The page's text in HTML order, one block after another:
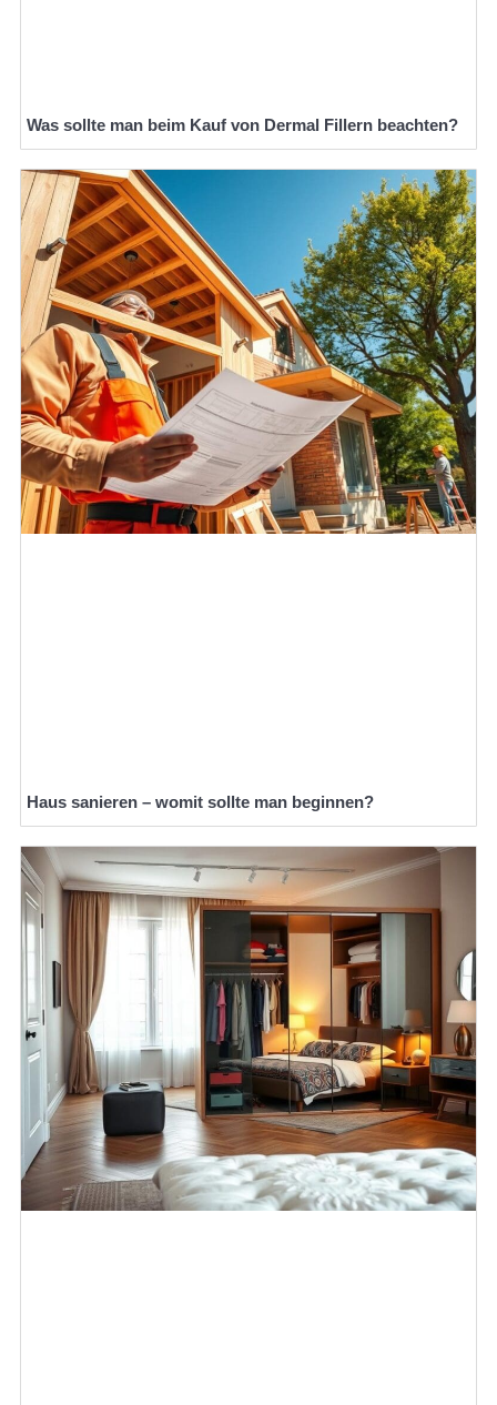
Was sollte man beim Kauf von Dermal Fillern beachten?
Haus sanieren – womit sollte man beginnen?